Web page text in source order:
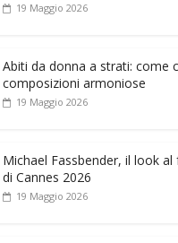
19 Maggio 2026
Abiti da donna a strati: come
composizioni armoniose
19 Maggio 2026
Michael Fassbender, il look al
di Cannes 2026
19 Maggio 2026